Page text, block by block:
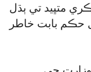
متڀيد تي ٻڌل
حڪم بابت خاطر